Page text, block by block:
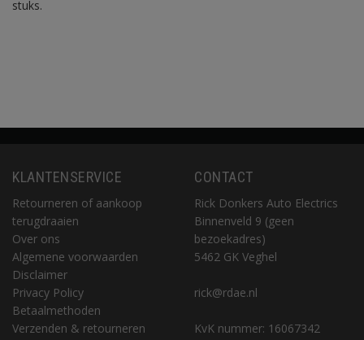
stuks.
KLANTENSERVICE
Retourneren of aankoop
terugdraaien
Over ons
Algemene voorwaarden
Disclaimer
Privacy Policy
Betaalmethoden
Verzenden & retourneren
CONTACT
Rick Donkers Auto Electrics
Binnenveld 9 (geen
bezoekadres)
5462 GK Veghel
rick@rdae.nl
KvK nummer: 16067342